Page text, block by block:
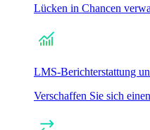
Lücken in Chancen
LMS-Berichterstattung
Verschaffen Sie sich